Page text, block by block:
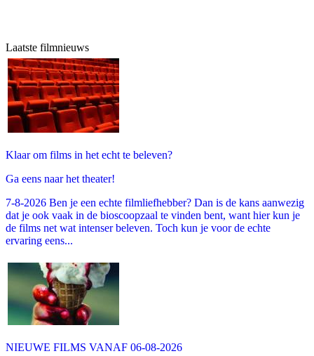
Laatste filmnieuws
Klaar om films in het echt te beleven?
Ga eens naar het theater!
7-8-2026 Ben je een echte filmliefhebber? Dan is de kans aanwezig
dat je ook vaak in de bioscoopzaal te vinden bent, want hier kun je
de films net wat intenser beleven. Toch kun je voor de echte
ervaring eens...
NIEUWE FILMS VANAF 06-08-2026